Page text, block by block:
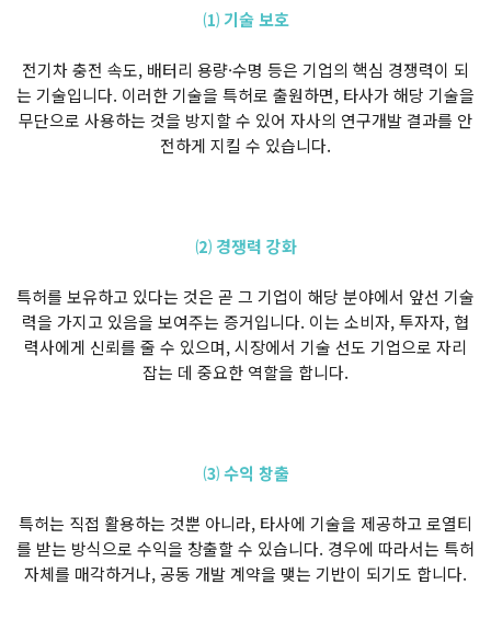
⑴ 기술 보호
전기차 충전 속도, 배터리 용량·수명 등은 기업의 핵심 경쟁력이 되
는 기술입니다. 이러한 기술을 특허로 출원하면, 타사가 해당 기술을
무단으로 사용하는 것을 방지할 수 있어 자사의 연구개발 결과를 안
전하게 지킬 수 있습니다.
⑵ 경쟁력 강화
특허를 보유하고 있다는 것은 곧 그 기업이 해당 분야에서 앞선 기술
력을 가지고 있음을 보여주는 증거입니다. 이는 소비자, 투자자, 협
력사에게 신뢰를 줄 수 있으며, 시장에서 기술 선도 기업으로 자리
잡는 데 중요한 역할을 합니다.
⑶ 수익 창출
특허는 직접 활용하는 것뿐 아니라, 타사에 기술을 제공하고 로열티
를 받는 방식으로 수익을 창출할 수 있습니다. 경우에 따라서는 특허
자체를 매각하거나, 공동 개발 계약을 맺는 기반이 되기도 합니다.